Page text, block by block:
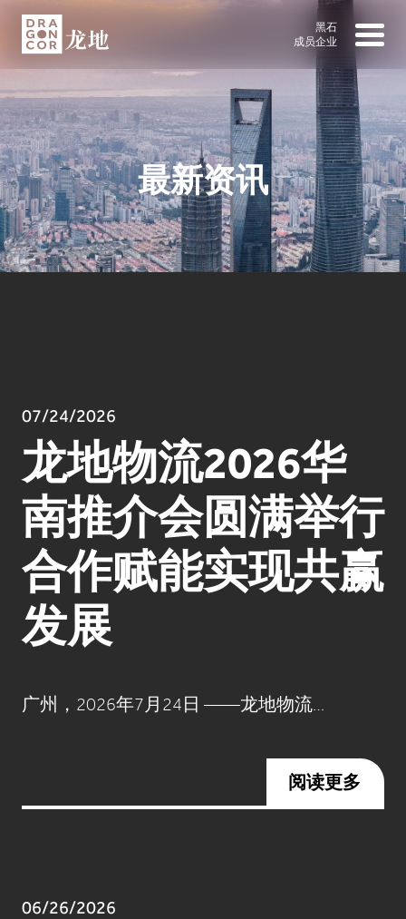
黑石
成员企业
最新资讯
07/24/2026
龙地物流2026华
南推介会圆满举行
合作赋能实现共赢
发展
广州，2026年7月24日 ——龙地物流…
阅读更多
06/26/2026